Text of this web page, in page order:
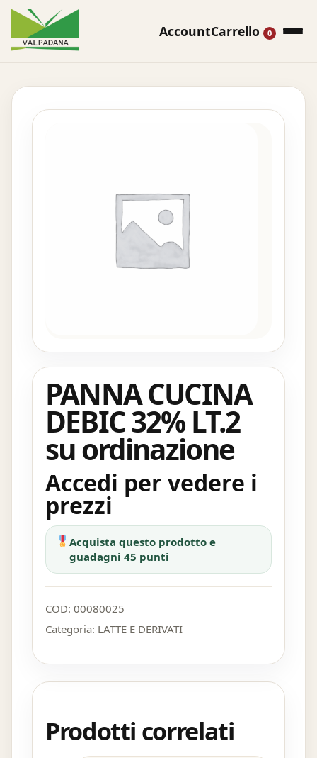
AccountCarrello 0
PANNA CUCINA
DEBIC 32% LT.2
su ordinazione
Accedi per vedere i
prezzi
Acquista questo prodotto e
guadagni 45 punti
COD: 00080025
Categoria: LATTE E DERIVATI
Prodotti correlati